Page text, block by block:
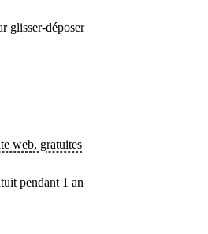
glisser-déposer
web, gratuites
pendant 1 an